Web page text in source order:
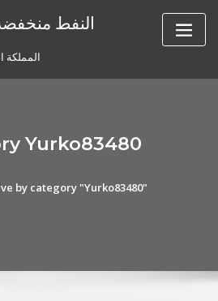
النفط
المملكة
Yurko83480
by category "Yurko83480"